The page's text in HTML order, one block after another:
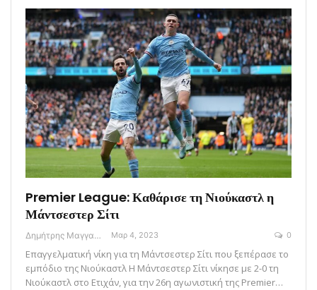
Premier League: Καθάρισε τη Νιούκαστλ η
Μάντσεστερ Σίτι
Δημήτρης Μαγγανάρης Μαρ 4, 2023 0
Επαγγελματική νίκη για τη Μάντσεστερ Σίτι που ξεπέρασε το
εμπόδιο της Νιούκαστλ Η Μάντσεστερ Σίτι νίκησε με 2-0 τη
Νιούκαστλ στο Ετιχάν, για την 26η αγωνιστική της Premier…